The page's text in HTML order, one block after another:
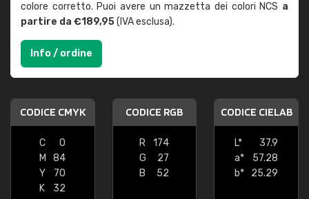
colore corretto. Puoi avere un mazzetta dei colori NCS a
partire da €189,95(IVA esclusa).
Info / ordine
CODICE CMYK
C
0
M
84
Y
70
K
32
CODICE RGB
R
174
G
27
B
52
CODICE CIELAB
L*
37.9
a*
57.28
b*
25.29